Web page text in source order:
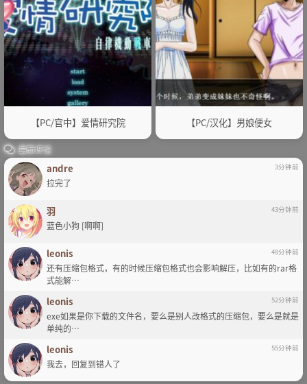
【PC/官中】爱情研究院 【PC/汉化】男娘便女
最新评论
andre 3分钟前
拉完了
羽 43分钟前
蓝色小狗 [啊啊]
leonis 48分钟前
还有压缩包格式，有的时候压缩包格式也会影响解压，比如有的rar格
式能解…
leonis 52分钟前
exe如果是你下载的文件名，要么是别人改格式的压缩包，要么是就是
单纯的…
leonis 55分钟前
我去，回复到错人了